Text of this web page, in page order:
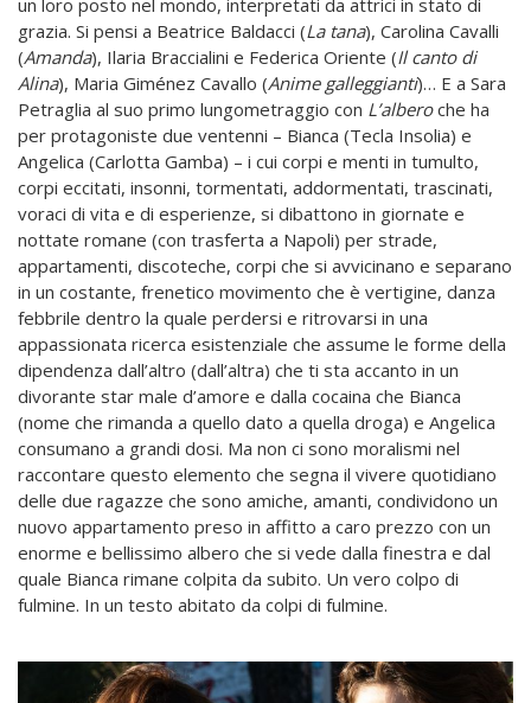
un loro posto nel mondo, interpretati da attrici in stato di
grazia. Si pensi a Beatrice Baldacci (La tana), Carolina Cavalli
(Amanda), Ilaria Braccialini e Federica Oriente (Il canto di
Alina), Maria Giménez Cavallo (Anime galleggianti)… E a Sara
Petraglia al suo primo lungometraggio con L’alberoche ha
per protagoniste due ventenni – Bianca (Tecla Insolia) e
Angelica (Carlotta Gamba) – i cui corpi e menti in tumulto,
corpi eccitati, insonni, tormentati, addormentati, trascinati,
voraci di vita e di esperienze, si dibattono in giornate e
nottate romane (con trasferta a Napoli) per strade,
appartamenti, discoteche, corpi che si avvicinano e separano
in un costante, frenetico movimento che è vertigine, danza
febbrile dentro la quale perdersi e ritrovarsi in una
appassionata ricerca esistenziale che assume le forme della
dipendenza dall’altro (dall’altra) che ti sta accanto in un
divorante star male d’amore e dalla cocaina che Bianca
(nome che rimanda a quello dato a quella droga) e Angelica
consumano a grandi dosi. Ma non ci sono moralismi nel
raccontare questo elemento che segna il vivere quotidiano
delle due ragazze che sono amiche, amanti, condividono un
nuovo appartamento preso in affitto a caro prezzo con un
enorme e bellissimo albero che si vede dalla finestra e dal
quale Bianca rimane colpita da subito. Un vero colpo di
fulmine. In un testo abitato da colpi di fulmine.